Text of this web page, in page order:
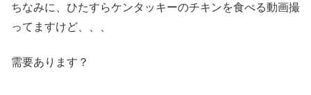
ちなみに、ひたすらケンタッキーのチキンを食べる動画撮
ってますけど、、、
需要あります？